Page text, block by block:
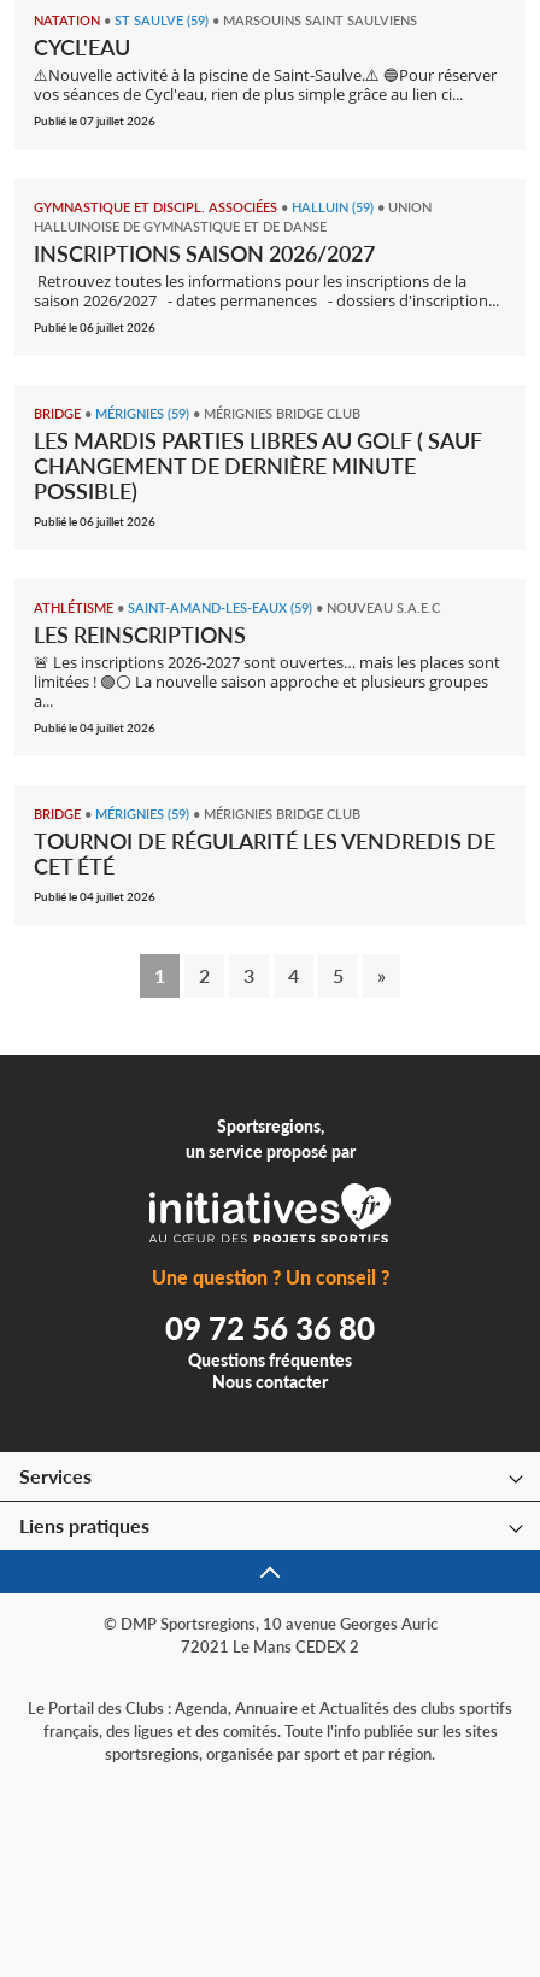
NATATION • ST SAULVE (59) • MARSOUINS SAINT SAULVIENS
CYCL'EAU
⚠️Nouvelle activité à la piscine de Saint-Saulve.⚠️ 🔵Pour réserver
vos séances de Cycl'eau, rien de plus simple grâce au lien ci...
Publié le 07 juillet 2026
GYMNASTIQUE ET DISCIPL. ASSOCIÉES • HALLUIN (59) • UNION
HALLUINOISE DE GYMNASTIQUE ET DE DANSE
INSCRIPTIONS SAISON 2026/2027
Retrouvez toutes les informations pour les inscriptions de la
saison 2026/2027 - dates permanences - dossiers d'inscription...
Publié le 06 juillet 2026
BRIDGE • MÉRIGNIES (59) • MÉRIGNIES BRIDGE CLUB
LES MARDIS PARTIES LIBRES AU GOLF ( SAUF
CHANGEMENT DE DERNIÈRE MINUTE
POSSIBLE)
Publié le 06 juillet 2026
ATHLÉTISME • SAINT-AMAND-LES-EAUX (59) • NOUVEAU S.A.E.C
LES REINSCRIPTIONS
🚨 Les inscriptions 2026-2027 sont ouvertes… mais les places sont
limitées ! 🟢⚪ La nouvelle saison approche et plusieurs groupes
a...
Publié le 04 juillet 2026
BRIDGE • MÉRIGNIES (59) • MÉRIGNIES BRIDGE CLUB
TOURNOI DE RÉGULARITÉ LES VENDREDIS DE
CET ÉTÉ
Publié le 04 juillet 2026
1 2 3 4 5 »
Sportsregions,
un service proposé par
Une question ? Un conseil ?
09 72 56 36 80
Questions fréquentes
Nous contacter
Services
Liens pratiques
© DMP Sportsregions, 10 avenue Georges Auric
72021 Le Mans CEDEX 2
Le Portail des Clubs : Agenda, Annuaire et Actualités des clubs sportifs
français, des ligues et des comités. Toute l'info publiée sur les sites
sportsregions, organisée par sport et par région.